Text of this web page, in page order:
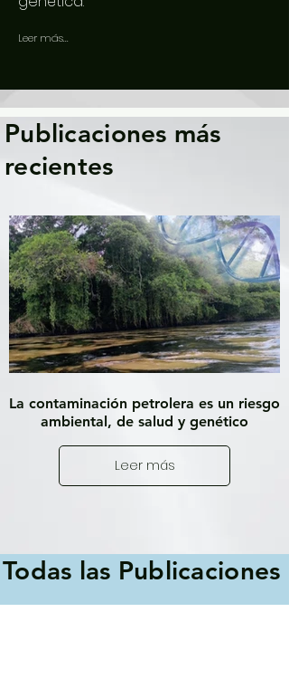
Leer más...
Publicaciones más
recientes
La contaminación petrolera es un riesgo
ambiental, de salud y genético
Leer más
Todas las Publicaciones